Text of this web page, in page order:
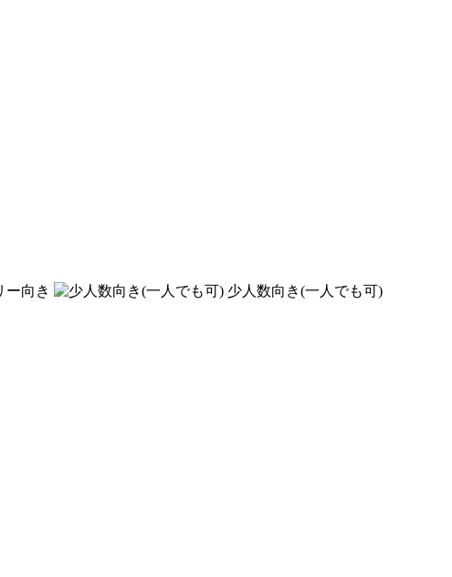
ー向き 少人数向き(一人でも可)